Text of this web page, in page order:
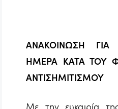
ΑΝΑΚΟΙΝΩΣΗ
ΗΜΕΡΑ ΚΑΤΑ ΤΟΥ
ΑΝΤΙΣΗΜΙΤΙΣΜΟΥ
Με την ευκαιρία